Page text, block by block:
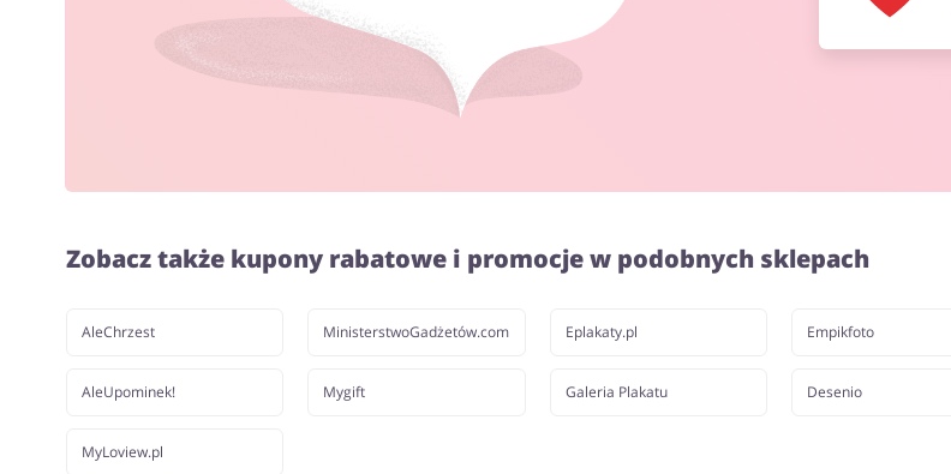
Zobacz także kupony rabatowe i promocje w podobnych sklepach
AleChrzest
AleUpominek!
MinisterstwoGadżetów.com
Mygift
Eplakaty.pl
Galeria Plakatu
Empikfoto
Desenio
MyLoview.pl